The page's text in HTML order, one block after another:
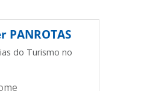
PANROTAS
do Turismo no